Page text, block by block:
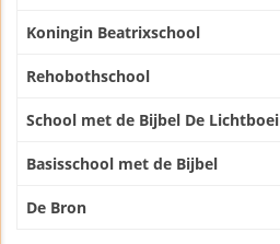
Koningin Beatrixschool
Rehobothschool
School met de Bijbel De Lichtboei
Basisschool met de Bijbel
De Bron